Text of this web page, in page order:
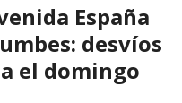
España
desvíos
el domingo